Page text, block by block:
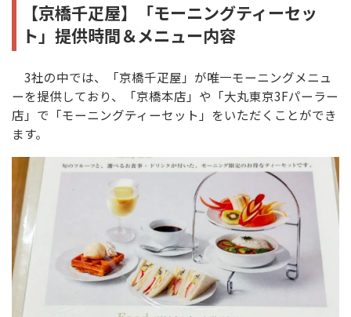
【京橋千疋屋】「モーニングティーセッ
ト」提供時間＆メニュー内容
3社の中では、「京橋千疋屋」が唯一モーニングメニュ
ーを提供しており、「京橋本店」や「大丸東京3Fパーラー
店」で「モーニングティーセット」をいただくことができ
ます。